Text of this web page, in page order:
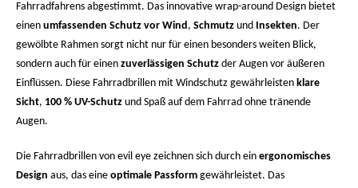
Fahrradfahrens abgestimmt. Das innovative wrap-around Design bietet
einen umfassenden Schutz vor Wind, Schmutz und Insekten. Der
gewölbte Rahmen sorgt nicht nur für einen besonders weiten Blick,
sondern auch für einen zuverlässigen Schutz der Augen vor äußeren
Einflüssen. Diese Fahrradbrillen mit Windschutz gewährleisten klare
Sicht, 100 % UV-Schutz und Spaß auf dem Fahrrad ohne tränende
Augen.
Die Fahrradbrillen von evil eye zeichnen sich durch ein ergonomisches
Design aus, das eine optimale Passform gewährleistet. Das